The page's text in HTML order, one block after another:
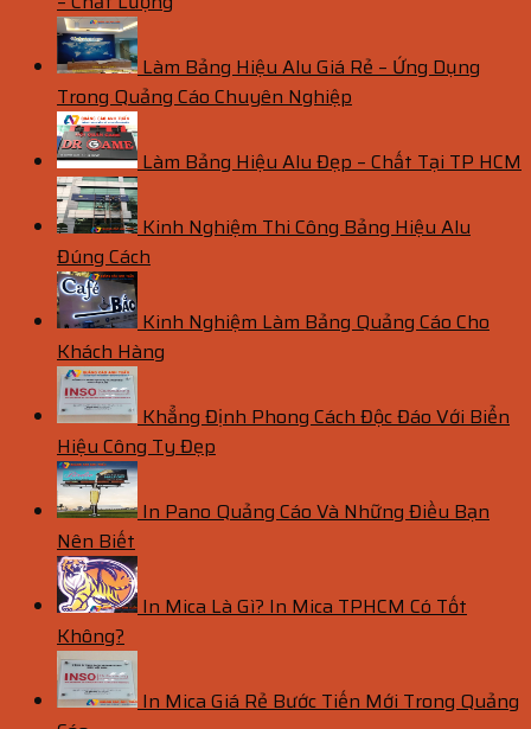
Làm Bảng Hiệu Alu Giá Rẻ – Ứng Dụng
Trong Quảng Cáo Chuyên Nghiệp
Làm Bảng Hiệu Alu Đẹp – Chất Tại TP HCM
Kinh Nghiệm Thi Công Bảng Hiệu Alu
Đúng Cách
Kinh Nghiệm Làm Bảng Quảng Cáo Cho
Khách Hàng
Khẳng Định Phong Cách Độc Đáo Với Biển
Hiệu Công Ty Đẹp
In Pano Quảng Cáo Và Những Điều Bạn
Nên Biết
In Mica Là Gì? In Mica TPHCM Có Tốt
Không?
In Mica Giá Rẻ Bước Tiến Mới Trong Quảng